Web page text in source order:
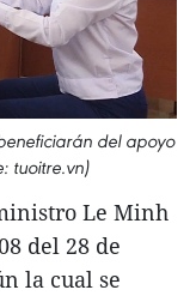
del apoyo
tuoitre.vn)
Le Minh
del 28 de
la cual se